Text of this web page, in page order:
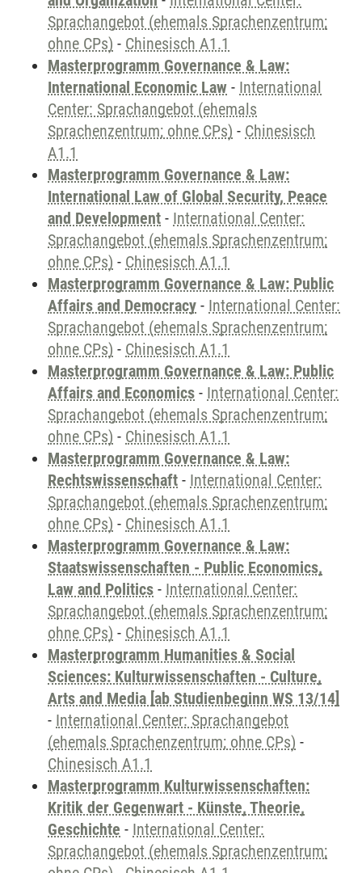
Sprachangebot (ehemals Sprachenzentrum;
ohne CPs) - Chinesisch A1.1
Masterprogramm Governance & Law:
International Economic Law - International
Center: Sprachangebot (ehemals
Sprachenzentrum; ohne CPs) - Chinesisch
A1.1
Masterprogramm Governance & Law:
International Law of Global Security, Peace
and Development - International Center:
Sprachangebot (ehemals Sprachenzentrum;
ohne CPs) - Chinesisch A1.1
Masterprogramm Governance & Law: Public
Affairs and Democracy - International Center:
Sprachangebot (ehemals Sprachenzentrum;
ohne CPs) - Chinesisch A1.1
Masterprogramm Governance & Law: Public
Affairs and Economics - International Center:
Sprachangebot (ehemals Sprachenzentrum;
ohne CPs) - Chinesisch A1.1
Masterprogramm Governance & Law:
Rechtswissenschaft - International Center:
Sprachangebot (ehemals Sprachenzentrum;
ohne CPs) - Chinesisch A1.1
Masterprogramm Governance & Law:
Staatswissenschaften - Public Economics,
Law and Politics - International Center:
Sprachangebot (ehemals Sprachenzentrum;
ohne CPs) - Chinesisch A1.1
Masterprogramm Humanities & Social
Sciences: Kulturwissenschaften - Culture,
Arts and Media [ab Studienbeginn WS 13/14]
- International Center: Sprachangebot
(ehemals Sprachenzentrum; ohne CPs) -
Chinesisch A1.1
Masterprogramm Kulturwissenschaften:
Kritik der Gegenwart - Künste, Theorie,
Geschichte - International Center:
Sprachangebot (ehemals Sprachenzentrum;